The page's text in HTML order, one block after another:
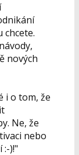
chcete.
nových
i o tom, že
Ne, že
nebo
)!"